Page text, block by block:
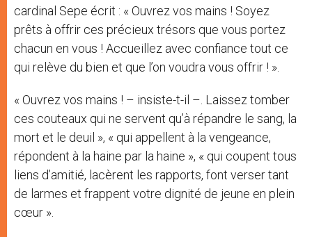
cardinal Sepe écrit : « Ouvrez vos mains ! Soyez
prêts à offrir ces précieux trésors que vous portez
chacun en vous ! Accueillez avec confiance tout ce
qui relève du bien et que l’on voudra vous offrir ! ».
« Ouvrez vos mains ! – insiste-t-il –. Laissez tomber
ces couteaux qui ne servent qu’à répandre le sang, la
mort et le deuil », « qui appellent à la vengeance,
répondent à la haine par la haine », « qui coupent tous
liens d’amitié, lacèrent les rapports, font verser tant
de larmes et frappent votre dignité de jeune en plein
cœur ».